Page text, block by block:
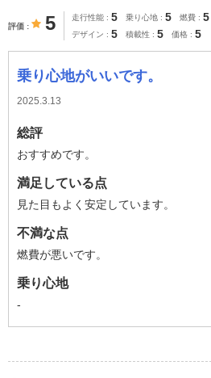
評価 5 走行性能 5 乗り心地 5 燃費 5
デザイン 5 積載性 5 価格 5
乗り心地がいいです。
2025.3.13
総評
おすすめです。
満足している点
見た目もよく安定しています。
不満な点
燃費が悪いです。
乗り心地
-